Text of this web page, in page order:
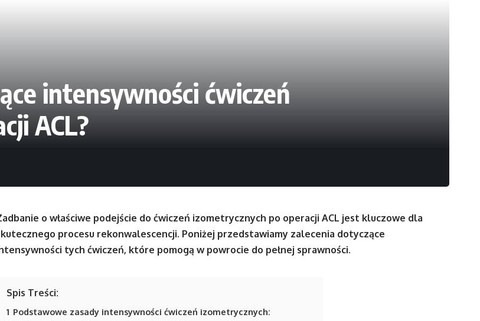
intensywności ćwiczeń
ACL?
o właściwe podejście do ćwiczeń izometrycznych po operacji ACL jest kluczowe dla
procesu rekonwalescencji. Poniżej przedstawiamy zalecenia dotyczące
tych ćwiczeń, które pomogą w powrocie do pełnej sprawności.
Spis Treści:
1 Podstawowe zasady intensywności ćwiczeń izometrycznych: